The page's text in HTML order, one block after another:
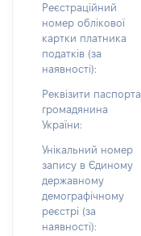
Реєстраційний
номер облікової
картки платника
податків (за
наявності):
Реквізити паспорта
громадянина
України:
Унікальний номер
запису в Єдиному
державному
демографічному
реєстрі (за
наявності):